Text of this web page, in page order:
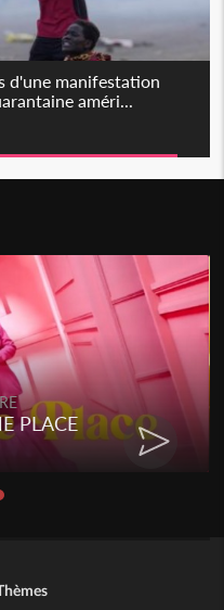
d'une manifestation
améri...
PLACE